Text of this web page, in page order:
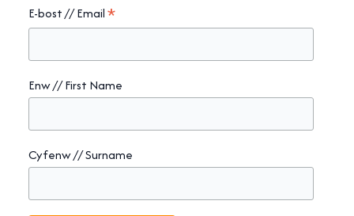
E-bost // Email*
Enw // First Name
Cyfenw // Surname